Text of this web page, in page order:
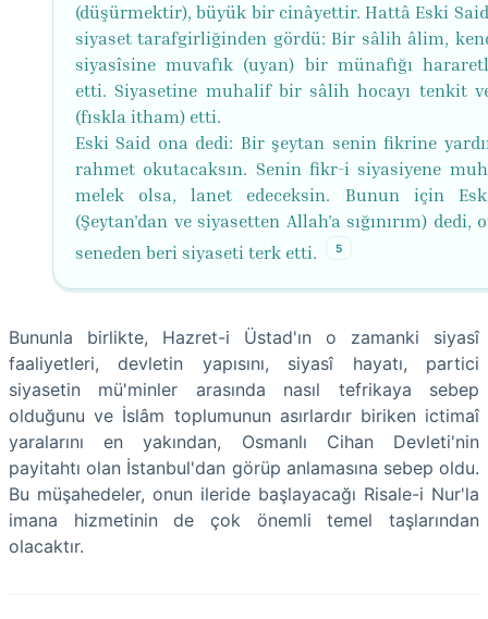
(düşürmektir), büyük bir cinâyettir. Hattâ Eski
siyaset tarafgirliğinden gördü: Bir sâlih âlim,
siyasîsine muvafık (uyan) bir münafığı
etti. Siyasetine muhalif bir sâlih hocayı tenkit
(fıskla itham) etti.
Eski Said ona dedi: Bir şeytan senin fikrine
rahmet okutacaksın. Senin fikr-i siyasiyene
melek olsa, lanet edeceksin. Bunun için
(Şeytan'dan ve siyasetten Allah'a sığınırım) dedi,
seneden beri siyaseti terk etti.
5
Bununla birlikte, Hazret-i Üstad'ın o zamanki siyasî
faaliyetleri, devletin yapısını, siyasî hayatı, partici
siyasetin mü'minler arasında nasıl tefrikaya sebep
olduğunu ve İslâm toplumunun asırlardır biriken ictimaî
yaralarını en yakından, Osmanlı Cihan Devleti'nin
payitahtı olan İstanbul'dan görüp anlamasına sebep oldu.
Bu müşahedeler, onun ileride başlayacağı Risale-i Nur'la
imana hizmetinin de çok önemli temel taşlarından
olacaktır.